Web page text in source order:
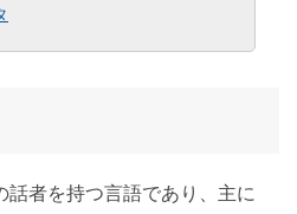
話者を持つ言語であり、主に